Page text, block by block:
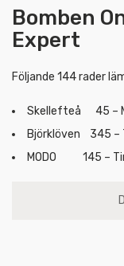
Bomben
Expert
Följande 144 rader
Skellefteå 45
Björklöven
MODO 145 –